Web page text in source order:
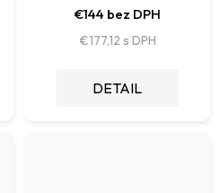
€144 bez DPH
€177,12
DETAIL